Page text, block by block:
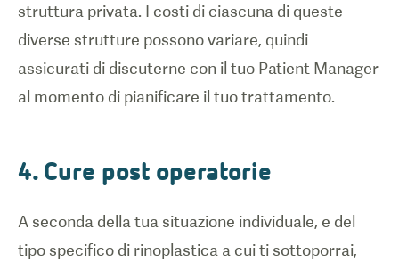
struttura privata. I costi di ciascuna di queste
diverse strutture possono variare, quindi
assicurati di discuterne con il tuo Patient Manager
al momento di pianificare il tuo trattamento.
4. Cure post operatorie
A seconda della tua situazione individuale, e del
tipo specifico di rinoplastica a cui ti sottoporrai,